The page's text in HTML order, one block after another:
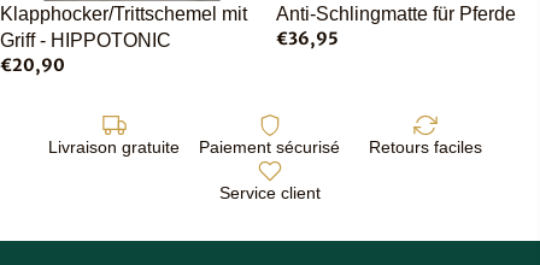
Ausverkauft
Klapphocker/Trittschemel mit
Griff - HIPPOTONIC
€20,90
Anti-Schlingmatte für Pferde
€36,95
Livraison gratuite Paiement sécurisé Retours faciles
Service client